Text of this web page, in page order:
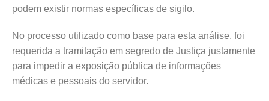
podem existir normas específicas de sigilo.
No processo utilizado como base para esta análise, foi
requerida a tramitação em segredo de Justiça justamente
para impedir a exposição pública de informações
médicas e pessoais do servidor.